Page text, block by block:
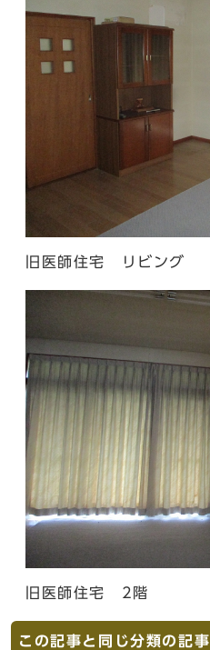
旧医師住宅 リビング
旧医師住宅 2階
この記事と同じ分類の記事